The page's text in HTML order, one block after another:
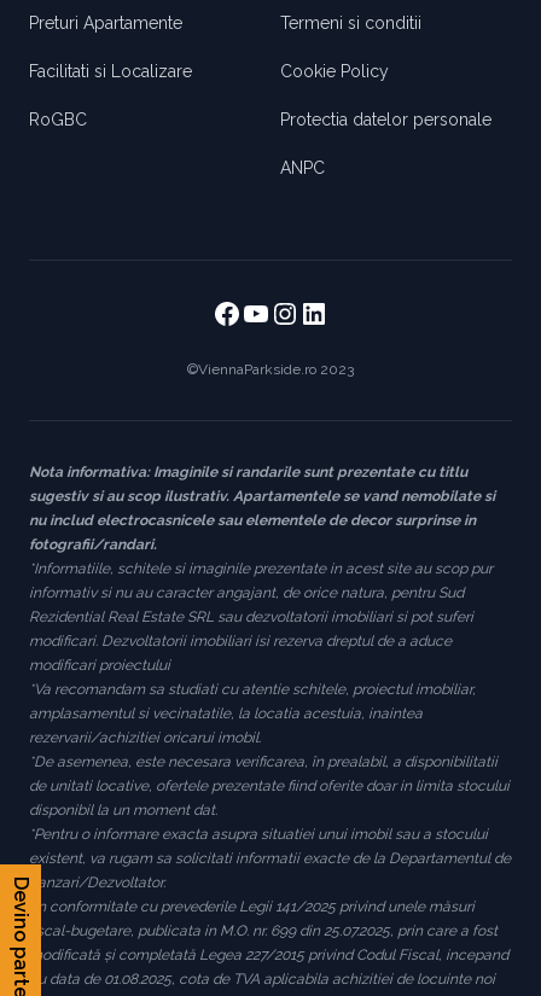
Preturi Apartamente
Facilitati si Localizare
RoGBC
Termeni si conditii
Cookie Policy
Protectia datelor personale
ANPC
Facebook
https://
https://
https://
©ViennaParkside.ro 2023
Nota informativa: Imaginile si randarile sunt prezentate cu titlu
sugestiv si au scop ilustrativ. Apartamentele se vand nemobilate si
nu includ electrocasnicele sau elementele de decor surprinse in
fotografii/randari.
*Informatiile, schitele si imaginile prezentate in acest site au scop pur
informativ si nu au caracter angajant, de orice natura, pentru Sud
Rezidential Real Estate SRL sau dezvoltatorii imobiliari si pot suferi
modificari. Dezvoltatorii imobiliari isi rezerva dreptul de a aduce
modificari proiectului
*Va recomandam sa studiati cu atentie schitele, proiectul imobiliar,
amplasamentul si vecinatatile, la locatia acestuia, inaintea
rezervarii/achizitiei oricarui imobil.
*De asemenea, este necesara verificarea, în prealabil, a disponibilitatii
de unitati locative, ofertele prezentate fiind oferite doar in limita stocului
disponibil la un moment dat.
*Pentru o informare exacta asupra situatiei unui imobil sau a stocului
existent, va rugam sa solicitati informatii exacte de la Departamentul de
Vanzari/Dezvoltator.
*In conformitate cu prevederile Legii 141/2025 privind unele măsuri
fiscal-bugetare, publicata in M.O. nr. 699 din 25.07.2025, prin care a fost
modificată și completată Legea 227/2015 privind Codul Fiscal, incepand
cu data de 01.08.2025, cota de TVA aplicabila achizitiei de locuinte noi
Devino partener